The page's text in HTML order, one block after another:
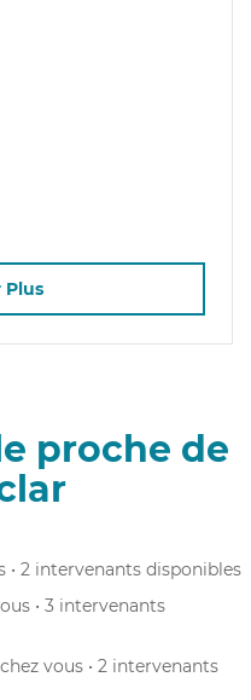
Plus
proche de
• 2 intervenants disponibles
• 3 intervenants
vous • 2 intervenants